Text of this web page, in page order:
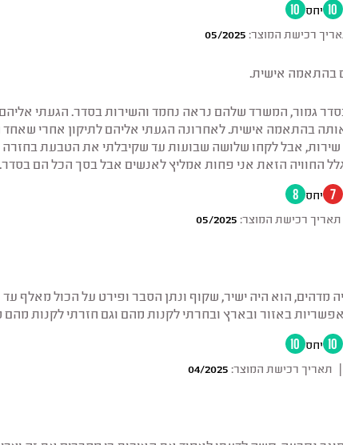
10 יחס 10
רכישת המוצר: 05/2025
בהתאמה אישית.
גמור, המשרד שלהם נראה נחמד והשירות בסדר. הגעתי
בהתאמה אישית. לאחרונה הגעתי אליהם לתיקון אחרי
שירות, אבל לקחו שלושה שבועות עד שקיבלתי את הטבעת
החוויה הזאת אני פחות אמליץ לאנשים אבל בסך הכל הם בסדר.
7 יחס 8
תאריך רכישת המוצר: 05/2025
מדהים, הוא היה ישיר, שקוף ונתן הסבר ופירט על הכול מאלף
באזור ובארץ ובחרתי לקנות מהם וגם חזרתי לקנות
10 יחס 10
| תאריך רכישת המוצר: 04/2025